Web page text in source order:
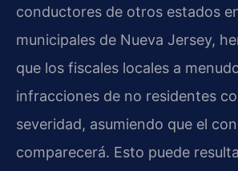
conductores de otros estados
municipales de Nueva Jersey,
que los fiscales locales a
infracciones de no residentes
severidad, asumiendo que el
comparecerá. Esto puede